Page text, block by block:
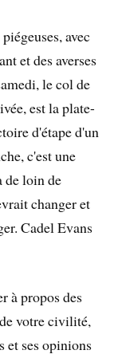
avec
et des averses
le col de
est la plate-
d'étape d'un
c'est une
de loin de
changer et
Cadel Evans
à propos des
votre civilité,
et ses opinions